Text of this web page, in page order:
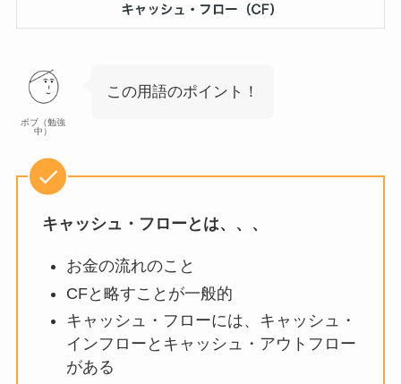
ボブ（勉強
中）
この用語のポイント！
キャッシュ・フローとは、、、
お金の流れのこと
CFと略すことが一般的
キャッシュ・フローには、キャッシュ・
インフローとキャッシュ・アウトフロー
がある